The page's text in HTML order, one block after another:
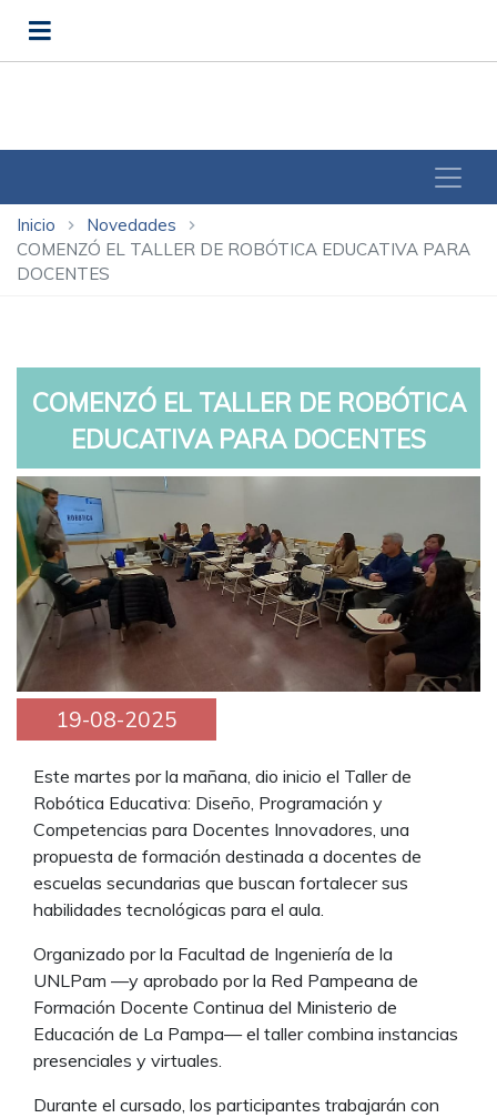
Inicio chevron_right Novedades chevron_right
COMENZÓ EL TALLER DE ROBÓTICA EDUCATIVA PARA
DOCENTES
COMENZÓ EL TALLER DE ROBÓTICA
EDUCATIVA PARA DOCENTES
19-08-2025
Este martes por la mañana, dio inicio el Taller de
Robótica Educativa: Diseño, Programación y
Competencias para Docentes Innovadores, una
propuesta de formación destinada a docentes de
escuelas secundarias que buscan fortalecer sus
habilidades tecnológicas para el aula.
Organizado por la Facultad de Ingeniería de la
UNLPam —y aprobado por la Red Pampeana de
Formación Docente Continua del Ministerio de
Educación de La Pampa— el taller combina instancias
presenciales y virtuales.
Durante el cursado, los participantes trabajarán con